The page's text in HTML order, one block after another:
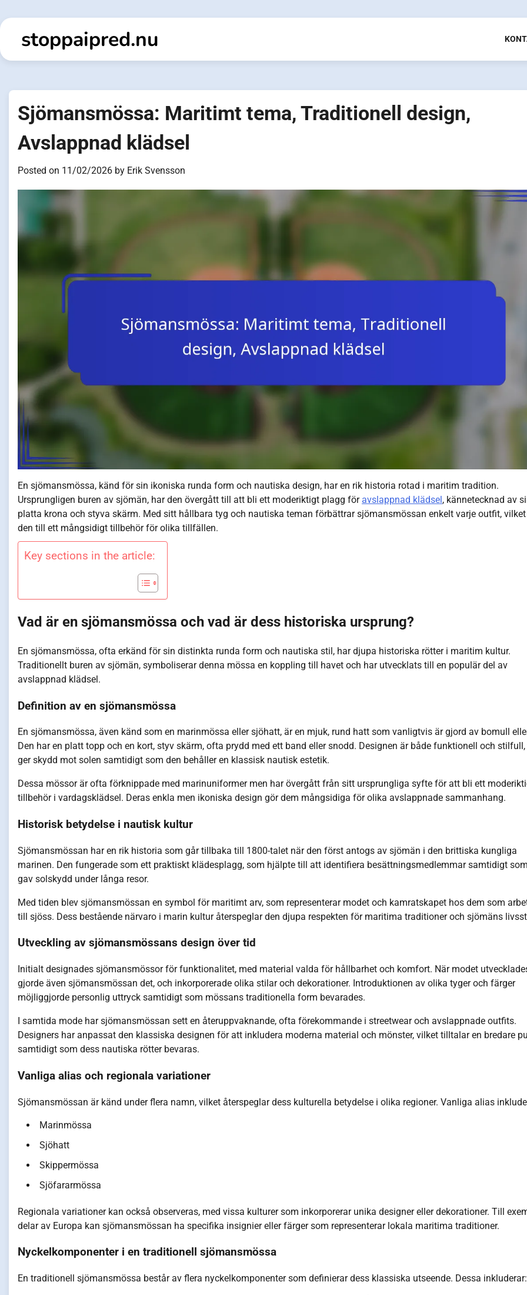
to
contentstoppaipred.nu
Sjömansmössa: Maritimt tema, Traditionell design,
Avslappnad klädsel
Posted on 11/02/2026 by Erik Svensson
En sjömansmössa, känd för sin ikoniska runda form och nautiska design, har en rik historia rotad i maritim tradition.
Ursprungligen buren av sjömän, har den övergått till att bli ett moderiktigt plagg för avslappnad klädsel, kännetecknad av
platta krona och styva skärm. Med sitt hållbara tyg och nautiska teman förbättrar sjömansmössan enkelt varje outfit,
den till ett mångsidigt tillbehör för olika tillfällen.
Key sections in the article:
Vad är en sjömansmössa och vad är dess historiska ursprung?
En sjömansmössa, ofta erkänd för sin distinkta runda form och nautiska stil, har djupa historiska rötter i maritim kultur.
Traditionellt buren av sjömän, symboliserar denna mössa en koppling till havet och har utvecklats till en populär del av
avslappnad klädsel.
Definition av en sjömansmössa
En sjömansmössa, även känd som en marinmössa eller sjöhatt, är en mjuk, rund hatt som vanligtvis är gjord av bomull
Den har en platt topp och en kort, styv skärm, ofta prydd med ett band eller snodd. Designen är både funktionell och stilfull,
ger skydd mot solen samtidigt som den behåller en klassisk nautisk estetik.
Dessa mössor är ofta förknippade med marinuniformer men har övergått från sitt ursprungliga syfte för att bli ett
tillbehör i vardagsklädsel. Deras enkla men ikoniska design gör dem mångsidiga för olika avslappnade sammanhang.
Historisk betydelse i nautisk kultur
Sjömansmössan har en rik historia som går tillbaka till 1800-talet när den först antogs av sjömän i den brittiska kungliga
marinen. Den fungerade som ett praktiskt klädesplagg, som hjälpte till att identifiera besättningsmedlemmar samtidigt
gav solskydd under långa resor.
Med tiden blev sjömansmössan en symbol för maritimt arv, som representerar modet och kamratskapet hos dem som
till sjöss. Dess bestående närvaro i marin kultur återspeglar den djupa respekten för maritima traditioner och sjömäns
Utveckling av sjömansmössans design över tid
Initialt designades sjömansmössor för funktionalitet, med material valda för hållbarhet och komfort. När modet
gjorde även sjömansmössan det, och inkorporerade olika stilar och dekorationer. Introduktionen av olika tyger och färger
möjliggjorde personlig uttryck samtidigt som mössans traditionella form bevarades.
I samtida mode har sjömansmössan sett en återuppvaknande, ofta förekommande i streetwear och avslappnade outfits.
Designers har anpassat den klassiska designen för att inkludera moderna material och mönster, vilket tilltalar en bredare
samtidigt som dess nautiska rötter bevaras.
Vanliga alias och regionala variationer
Sjömansmössan är känd under flera namn, vilket återspeglar dess kulturella betydelse i olika regioner. Vanliga alias
Marinmössa
Sjöhatt
Skippermössa
Sjöfararmössa
Regionala variationer kan också observeras, med vissa kulturer som inkorporerar unika designer eller dekorationer. Till
delar av Europa kan sjömansmössan ha specifika insignier eller färger som representerar lokala maritima traditioner.
Nyckelkomponenter i en traditionell sjömansmössa
En traditionell sjömansmössa består av flera nyckelkomponenter som definierar dess klassiska utseende. Dessa inkluderar: